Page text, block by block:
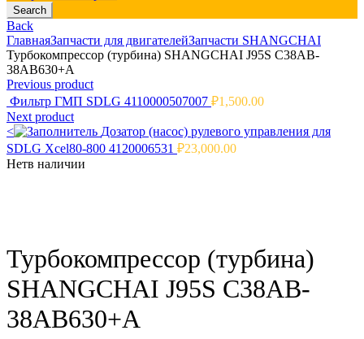
Search
Back
ГлавнаяЗапчасти для двигателейЗапчасти SHANGCHAI
Турбокомпрессор (турбина) SHANGCHAI J95S C38AB-
38AB630+A
Previous product
Фильтр ГМП SDLG 4110000507007 ₽1,500.00
Next product
<
Дозатор (насос) рулевого управления для
SDLG Xcel80-800 4120006531 ₽23,000.00
Нетв наличии
Турбокомпрессор (турбина)
SHANGCHAI J95S C38AB-
38AB630+A